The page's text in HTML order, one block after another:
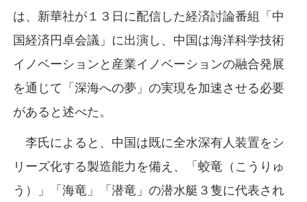
は、新華社が１３日に配信した経済討論番組「中
国経済円卓会議」に出演し、中国は海洋科学技術
イノベーションと産業イノベーションの融合発展
を通じて「深海への夢」の実現を加速させる必要
があると述べた。
李氏によると、中国は既に全水深有人装置をシ
リーズ化する製造能力を備え、「蛟竜（こうりゅ
う）」「海竜」「潜竜」の潜水艇３隻に代表され